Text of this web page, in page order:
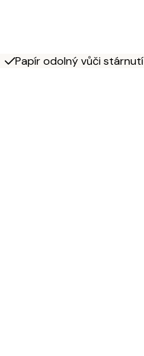
Papír odolný vůči stárnutí